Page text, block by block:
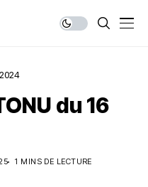
du 16
1 MINS DE LECTURE